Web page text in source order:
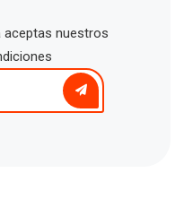
nuestros